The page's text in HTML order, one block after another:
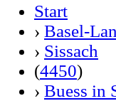
Start
› Basel-
› Sissach
(4450)
› Buess in